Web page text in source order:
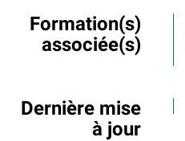
Formation(s)
associée(s)
Dernière mise
à jour